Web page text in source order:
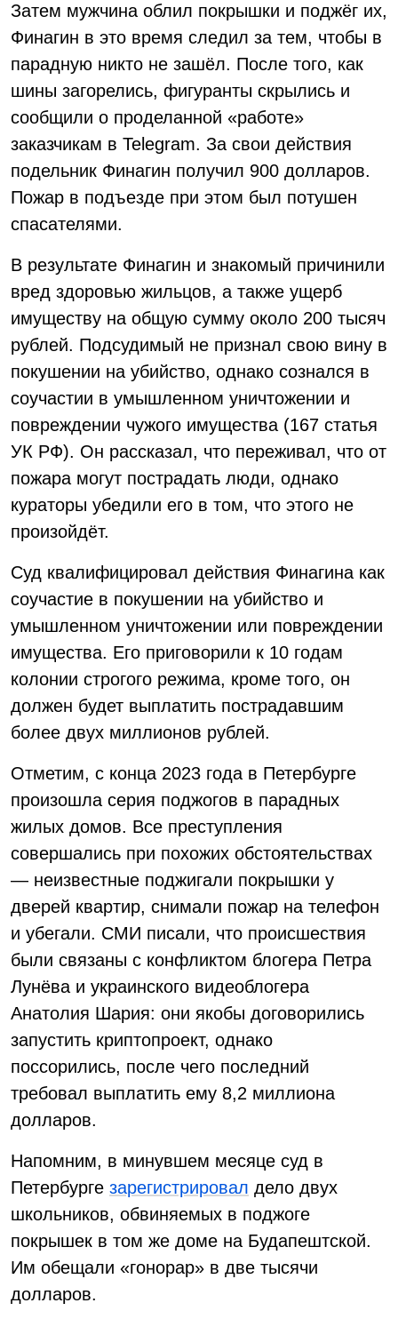
Затем мужчина облил покрышки и поджёг их,
Финагин в это время следил за тем, чтобы в
парадную никто не зашёл. После того, как
шины загорелись, фигуранты скрылись и
сообщили о проделанной «работе»
заказчикам в Telegram. За свои действия
подельник Финагин получил 900 долларов.
Пожар в подъезде при этом был потушен
спасателями.
В результате Финагин и знакомый причинили
вред здоровью жильцов, а также ущерб
имуществу на общую сумму около 200 тысяч
рублей. Подсудимый не признал свою вину в
покушении на убийство, однако сознался в
соучастии в умышленном уничтожении и
повреждении чужого имущества (167 статья
УК РФ). Он рассказал, что переживал, что от
пожара могут пострадать люди, однако
кураторы убедили его в том, что этого не
произойдёт.
Суд квалифицировал действия Финагина как
соучастие в покушении на убийство и
умышленном уничтожении или повреждении
имущества. Его приговорили к 10 годам
колонии строгого режима, кроме того, он
должен будет выплатить пострадавшим
более двух миллионов рублей.
Отметим, с конца 2023 года в Петербурге
произошла серия поджогов в парадных
жилых домов. Все преступления
совершались при похожих обстоятельствах
— неизвестные поджигали покрышки у
дверей квартир, снимали пожар на телефон
и убегали. СМИ писали, что происшествия
были связаны с конфликтом блогера Петра
Лунёва и украинского видеоблогера
Анатолия Шария: они якобы договорились
запустить криптопроект, однако
поссорились, после чего последний
требовал выплатить ему 8,2 миллиона
долларов.
Напомним, в минувшем месяце суд в
Петербурге зарегистрировал дело двух
школьников, обвиняемых в поджоге
покрышек в том же доме на Будапештской.
Им обещали «гонорар» в две тысячи
долларов.